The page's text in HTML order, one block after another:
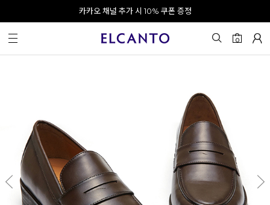
오전 10시 이전 결제 완료 시 오늘 출발!
회원가입 시 최대 20% 쿠폰 지급
카카오 채널 추가 시 10% 쿠폰 증정
0